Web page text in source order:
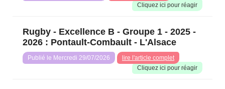
Cliquez ici pour réagir️
Rugby - Excellence B - Groupe 1 - 2025 -
2026 : Pontault-Combault - L'Alsace
Publié le Mercredi 29/07/2026
lire l'article complet
Cliquez ici pour réagir️